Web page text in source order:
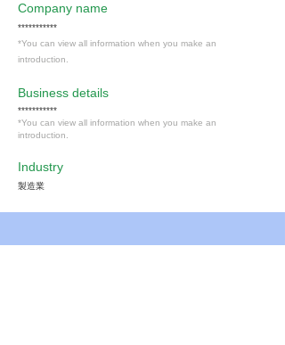
Company name
***********
*You can view all information when you make an
introduction.
​Business details
***********
*You can view all information when you make an
introduction.
Industry
製造業